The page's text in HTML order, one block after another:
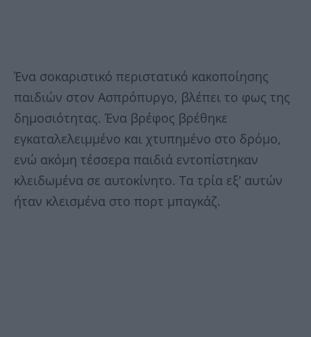
Ένα σοκαριστικό περιστατικό κακοποίησης
παιδιών στον Ασπρόπυργο, βλέπει το φως της
δημοσιότητας. Ένα βρέφος βρέθηκε
εγκαταλελειμμένο και χτυπημένο στο δρόμο,
ενώ ακόμη τέσσερα παιδιά εντοπίστηκαν
κλειδωμένα σε αυτοκίνητο. Τα τρία εξ’ αυτών
ήταν κλεισμένα στο πορτ μπαγκάζ.